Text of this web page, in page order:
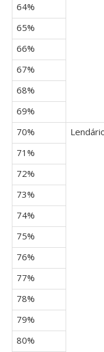
64%
65%
66%
67%
68%
69%
70%
71%
72%
73%
74%
75%
76%
77%
78%
79%
80%